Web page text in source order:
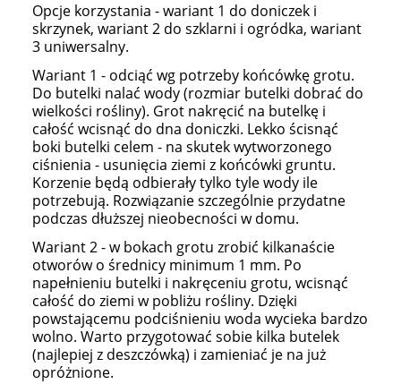
Opcje korzystania - wariant 1 do doniczek i
skrzynek, wariant 2 do szklarni i ogródka, wariant
3 uniwersalny.
Wariant 1 - odciąć wg potrzeby końcówkę grotu.
Do butelki nalać wody (rozmiar butelki dobrać do
wielkości rośliny). Grot nakręcić na butelkę i
całość wcisnąć do dna doniczki. Lekko ścisnąć
boki butelki celem - na skutek wytworzonego
ciśnienia - usunięcia ziemi z końcówki gruntu.
Korzenie będą odbierały tylko tyle wody ile
potrzebują. Rozwiązanie szczególnie przydatne
podczas dłuższej nieobecności w domu.
Wariant 2 - w bokach grotu zrobić kilkanaście
otworów o średnicy minimum 1 mm. Po
napełnieniu butelki i nakręceniu grotu, wcisnąć
całość do ziemi w pobliżu rośliny. Dzięki
powstającemu podciśnieniu woda wycieka bardzo
wolno. Warto przygotować sobie kilka butelek
(najlepiej z deszczówką) i zamieniać je na już
opróżnione.